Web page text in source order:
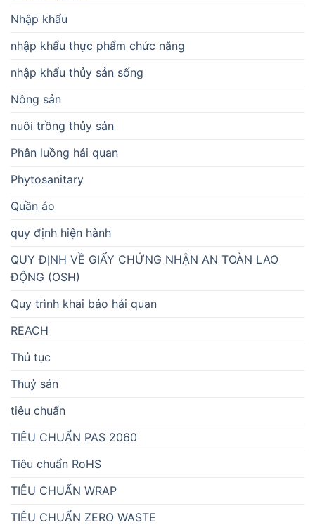
Nhập khẩu
nhập khẩu thực phẩm chức năng
nhập khẩu thủy sản sống
Nông sản
nuôi trồng thủy sản
Phân luồng hải quan
Phytosanitary
Quần áo
quy định hiện hành
QUY ĐỊNH VỀ GIẤY CHỨNG NHẬN AN TOÀN LAO
ĐỘNG (OSH)
Quy trình khai báo hải quan
REACH
Thủ tục
Thuỷ sản
tiêu chuẩn
TIÊU CHUẨN PAS 2060
Tiêu chuẩn RoHS
TIÊU CHUẨN WRAP
TIÊU CHUẨN ZERO WASTE